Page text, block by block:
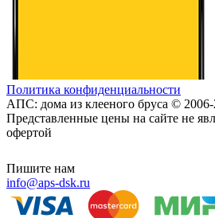
Политика конфиденциальности
АПС: дома из клееного бруса ©
Представленные цены на сайте не
офертой
Пишите нам
info@aps-dsk.ru